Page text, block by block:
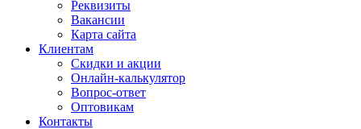
Реквизиты
Вакансии
Карта сайта
Клиентам
Скидки и акции
Онлайн-калькулятор
Вопрос-ответ
Оптовикам
Контакты